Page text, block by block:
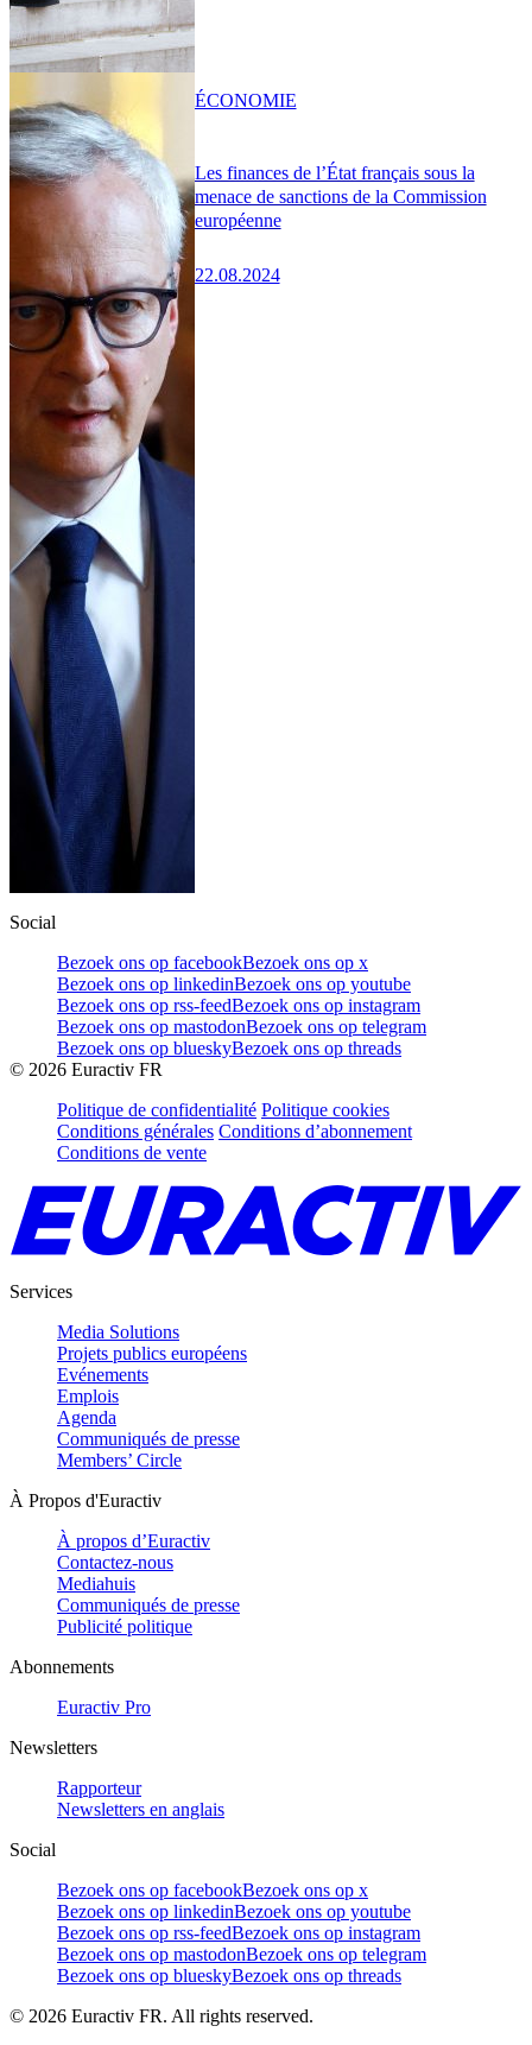
Les finances de l’État français sous la
menace de sanctions de la Commission
européenne
22.08.2024
ÉCONOMIE
Social
Bezoek ons op facebookBezoek ons op x
Bezoek ons op linkedinBezoek ons op youtube
Bezoek ons op rss-feedBezoek ons op instagram
Bezoek ons op mastodonBezoek ons op telegram
Bezoek ons op blueskyBezoek ons op threads
© 2026 Euractiv FR
Politique de confidentialité Politique cookies
Conditions générales Conditions d’abonnement
Conditions de vente
Services
Media Solutions
Projets publics européens
Evénements
Emplois
Agenda
Communiqués de presse
Members’ Circle
À Propos d'Euractiv
À propos d’Euractiv
Contactez-nous
Mediahuis
Communiqués de presse
Publicité politique
Abonnements
Euractiv Pro
Newsletters
Rapporteur
Newsletters en anglais
Social
Bezoek ons op facebookBezoek ons op x
Bezoek ons op linkedinBezoek ons op youtube
Bezoek ons op rss-feedBezoek ons op instagram
Bezoek ons op mastodonBezoek ons op telegram
Bezoek ons op blueskyBezoek ons op threads
© 2026 Euractiv FR. All rights reserved.